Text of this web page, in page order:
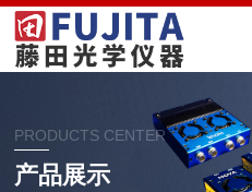
PRODUCTS CENTER
产品展示